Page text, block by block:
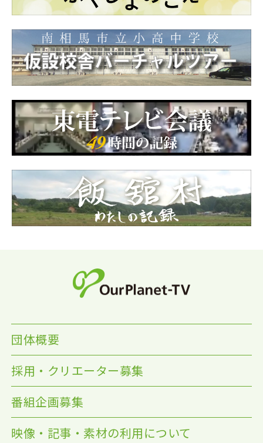
団体概要
採用・クリエーター募集
番組企画募集
映像・記事・素材の利用について